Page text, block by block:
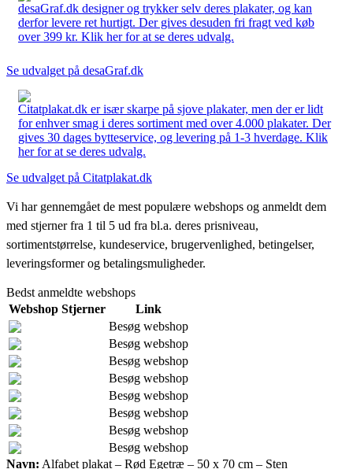
desaGraf.dk designer og trykker selv deres plakater, og kan
derfor levere ret hurtigt. Der gives desuden fri fragt ved køb
over 399 kr. Klik her for at se deres udvalg.
Se udvalget på desaGraf.dk
Citatplakat.dk er især skarpe på sjove plakater, men der er lidt
for enhver smag i deres sortiment med over 4.000 plakater. Der
gives 30 dages bytteservice, og levering på 1-3 hverdage. Klik
her for at se deres udvalg.
Se udvalget på Citatplakat.dk
Vi har gennemgået de mest populære webshops og anmeldt dem
med stjerner fra 1 til 5 ud fra bl.a. deres prisniveau,
sortimentstørrelse, kundeservice, brugervenlighed, betingelser,
leveringsformer og betalingsmuligheder.
Bedst anmeldte webshops
Webshop Stjerner
Link
Besøg webshop
Besøg webshop
Besøg webshop
Besøg webshop
Besøg webshop
Besøg webshop
Besøg webshop
Besøg webshop
Navn: Alfabet plakat – Rød Egetræ – 50 x 70 cm – Sten